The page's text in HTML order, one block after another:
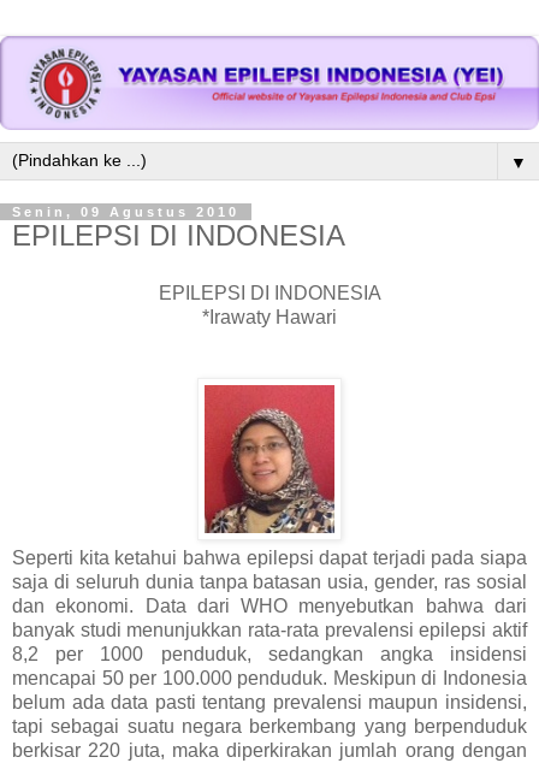
▼
Senin, 09 Agustus 2010
EPILEPSI DI INDONESIA
EPILEPSI DI INDONESIA
*Irawaty Hawari
Seperti kita ketahui bahwa epilepsi dapat terjadi pada siapa
saja di seluruh dunia tanpa batasan usia, gender, ras sosial
dan ekonomi. Data dari WHO menyebutkan bahwa dari
banyak studi menunjukkan rata-rata prevalensi epilepsi aktif
8,2 per 1000 penduduk, sedangkan angka insidensi
mencapai 50 per 100.000 penduduk. Meskipun di Indonesia
belum ada data pasti tentang prevalensi maupun insidensi,
tapi sebagai suatu negara berkembang yang berpenduduk
berkisar 220 juta, maka diperkirakan jumlah orang dengan